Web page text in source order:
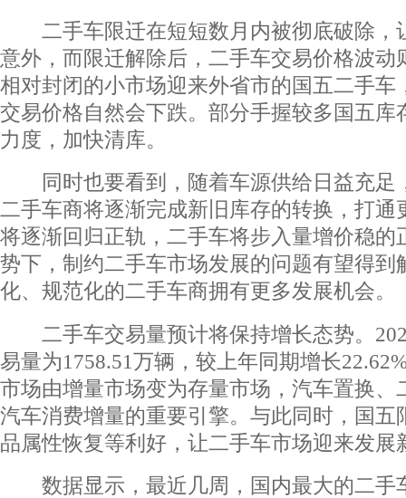
二手车限迁在短短数月内被彻底破除，
意外，而限迁解除后，二手车交易价格波动
相对封闭的小市场迎来外省市的国五二手车
交易价格自然会下跌。部分手握较多国五库
力度，加快清库。
同时也要看到，随着车源供给日益充足
二手车商将逐渐完成新旧库存的转换，打通
将逐渐回归正轨，二手车将步入量增价稳的
势下，制约二手车市场发展的问题有望得到
化、规范化的二手车商拥有更多发展机会。
二手车交易量预计将保持增长态势。
易量为1758.51万辆，较上年同期增长
市场由增量市场变为存量市场，汽车置换、
汽车消费增量的重要引擎。与此同时，国五
品属性恢复等利好，让二手车市场迎来发展
数据显示，最近几周，国内最大的二手